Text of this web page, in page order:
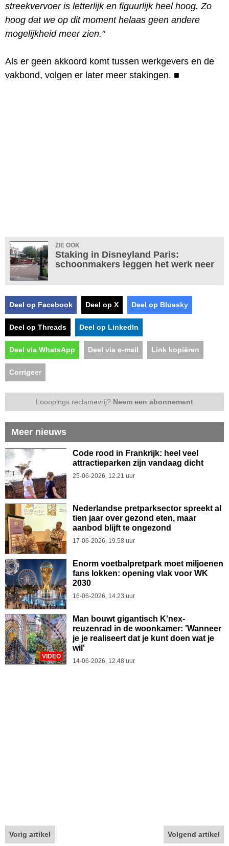
streekvervoer is letterlijk en figuurlijk heel hoog. Zo
hoog dat we op dit moment helaas geen andere
mogelijkheid meer zien."
Als er geen akkoord komt tussen werkgevers en de
vakbond, volgen er later meer stakingen. ■
ZIE OOK
Staking in Disneyland Paris:
schoonmakers leggen het werk neer
Deel op Facebook Deel op X Deel op Bluesky
Deel op Threads Deel op LinkedIn
Deel via WhatsApp Deel via e-mail Link kopiëren
Corrigeer
Looopings reclamevrij? Neem een abonnement
Meer nieuws
Code rood in Frankrijk: heel veel
attractieparken zijn vandaag dicht
25-06-2026, 12.21 uur
Nederlandse pretparksector spreekt al
tien jaar over gezond eten, maar
aanbod blijft te ongezond
17-06-2026, 19.58 uur
Enorm voetbalpretpark moet miljoenen
fans lokken: opening vlak voor WK
2030
16-06-2026, 14.23 uur
VIDEO
Man bouwt gigantisch K'nex-
reuzenrad in de woonkamer: 'Wanneer
je je realiseert dat je kunt doen wat je
wil'
14-06-2026, 12.48 uur
Vorig artikel Volgend artikel